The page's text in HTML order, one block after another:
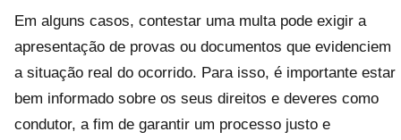
Em alguns casos, contestar uma multa pode exigir a
apresentação de provas ou documentos que evidenciem
a situação real do ocorrido. Para isso, é importante estar
bem informado sobre os seus direitos e deveres como
condutor, a fim de garantir um processo justo e